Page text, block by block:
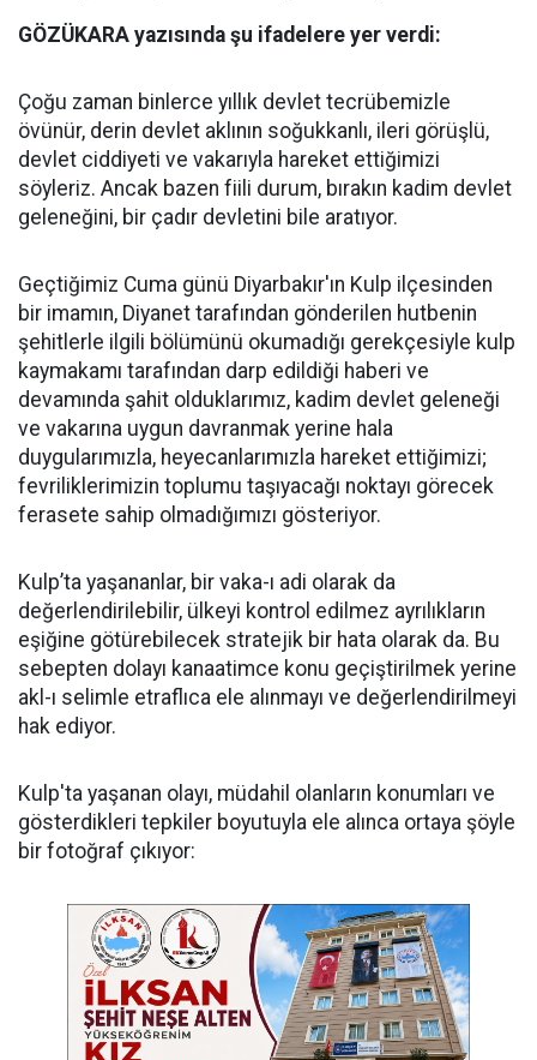
GÖZÜKARA yazısında şu ifadelere yer verdi:
Çoğu zaman binlerce yıllık devlet tecrübemizle
övünür, derin devlet aklının soğukkanlı, ileri görüşlü,
devlet ciddiyeti ve vakarıyla hareket ettiğimizi
söyleriz. Ancak bazen fiili durum, bırakın kadim devlet
geleneğini, bir çadır devletini bile aratıyor.
Geçtiğimiz Cuma günü Diyarbakır'ın Kulp ilçesinden
bir imamın, Diyanet tarafından gönderilen hutbenin
şehitlerle ilgili bölümünü okumadığı gerekçesiyle kulp
kaymakamı tarafından darp edildiği haberi ve
devamında şahit olduklarımız, kadim devlet geleneği
ve vakarına uygun davranmak yerine hala
duygularımızla, heyecanlarımızla hareket ettiğimizi;
fevriliklerimizin toplumu taşıyacağı noktayı görecek
ferasete sahip olmadığımızı gösteriyor.
Kulp’ta yaşananlar, bir vaka-ı adi olarak da
değerlendirilebilir, ülkeyi kontrol edilmez ayrılıkların
eşiğine götürebilecek stratejik bir hata olarak da. Bu
sebepten dolayı kanaatimce konu geçiştirilmek yerine
akl-ı selimle etraflıca ele alınmayı ve değerlendirilmeyi
hak ediyor.
Kulp'ta yaşanan olayı, müdahil olanların konumları ve
gösterdikleri tepkiler boyutuyla ele alınca ortaya şöyle
bir fotoğraf çıkıyor: